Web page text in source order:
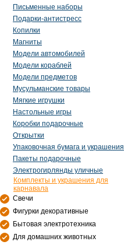
Письменные наборы
Подарки-антистресс
Копилки
Магниты
Модели автомобилей
Модели кораблей
Модели предметов
Мусульманские товары
Мягкие игрушки
Настольные игры
Коробки подарочные
Открытки
Упаковочная бумага и украшения
Пакеты подарочные
Электрогирлянды уличные
Комплекты и украшения для
карнавала
Свечи
Фигурки декоративные
Бытовая электротехника
Для домашних животных